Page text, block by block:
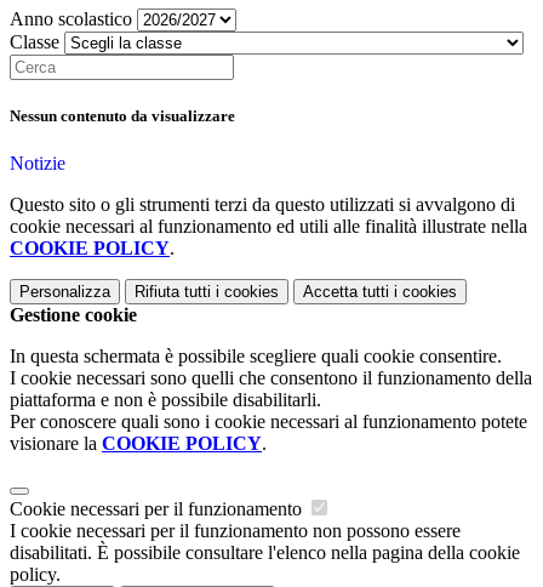
Anno scolastico
Classe
Nessun contenuto da visualizzare
Notizie
Questo sito o gli strumenti terzi da questo utilizzati si avvalgono di
cookie necessari al funzionamento ed utili alle finalità illustrate nella
COOKIE POLICY.
Personalizza Rifiuta tutti i cookies Accetta tutti i cookies
Gestione cookie
In questa schermata è possibile scegliere quali cookie consentire.
I cookie necessari sono quelli che consentono il funzionamento della
piattaforma e non è possibile disabilitarli.
Per conoscere quali sono i cookie necessari al funzionamento potete
visionare la COOKIE POLICY.
Cookie necessari per il funzionamento
I cookie necessari per il funzionamento non possono essere
disabilitati. È possibile consultare l'elenco nella pagina della cookie
policy.